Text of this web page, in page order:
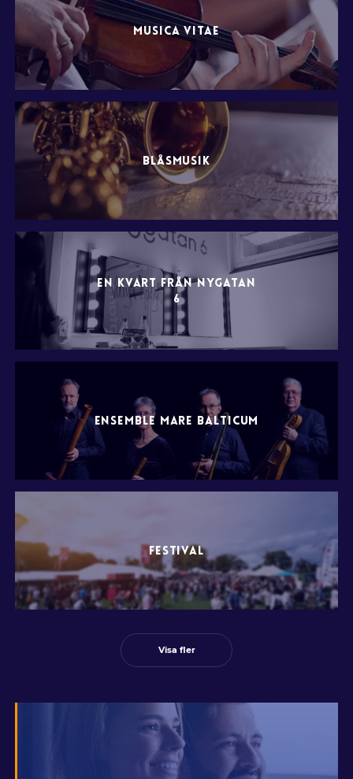
MUSICA VITAE
BLÅSMUSIK
EN KVART FRÅN NYGATAN
6
ENSEMBLE MARE BALTICUM
FESTIVAL
Visa fler